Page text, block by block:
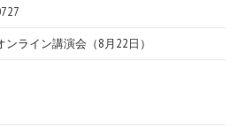
ライン講演会（8月22日）